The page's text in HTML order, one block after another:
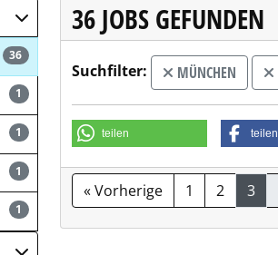
36
1
1
1
1
36 JOBS GEFUNDEN
Suchfilter: MÜNCHEN
teilen teilen
« Vorherige 1 2 3